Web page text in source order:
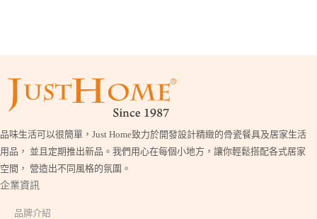
品味生活可以很簡單，Just Home致力於開發設計精緻的骨瓷餐具及居家生活
用品， 並且定期推出新品。我們用心在每個小地方，讓你輕鬆搭配各式居家
空間， 營造出不同風格的氛圍。
企業資訊
品牌介紹